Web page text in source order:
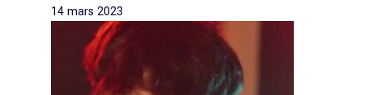
14 mars 2023